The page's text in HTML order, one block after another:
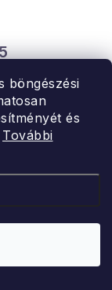
böngészési
és
További